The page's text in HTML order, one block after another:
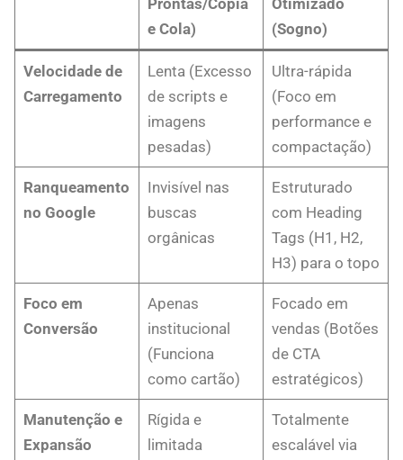
Prontas/Copia
e Cola)
Otimizado
(Sogno)
Velocidade de
Carregamento
Lenta (Excesso
de scripts e
imagens
pesadas)
Ultra-rápida
(Foco em
performance e
compactação)
Ranqueamento
no Google
Invisível nas
buscas
orgânicas
Estruturado
com Heading
Tags (H1, H2,
H3) para o topo
Foco em
Conversão
Apenas
institucional
(Funciona
como cartão)
Focado em
vendas (Botões
de CTA
estratégicos)
Manutenção e
Expansão
Rígida e
limitada
Totalmente
escalável via